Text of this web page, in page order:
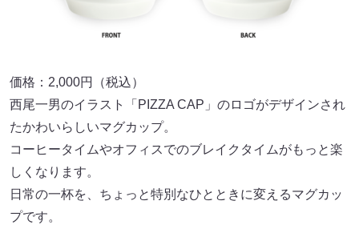
価格：2,000円（税込）
西尾一男のイラスト「PIZZA CAP」のロゴがデザインされ
たかわいらしいマグカップ。
コーヒータイムやオフィスでのブレイクタイムがもっと楽
しくなります。
日常の一杯を、ちょっと特別なひとときに変えるマグカッ
プです。